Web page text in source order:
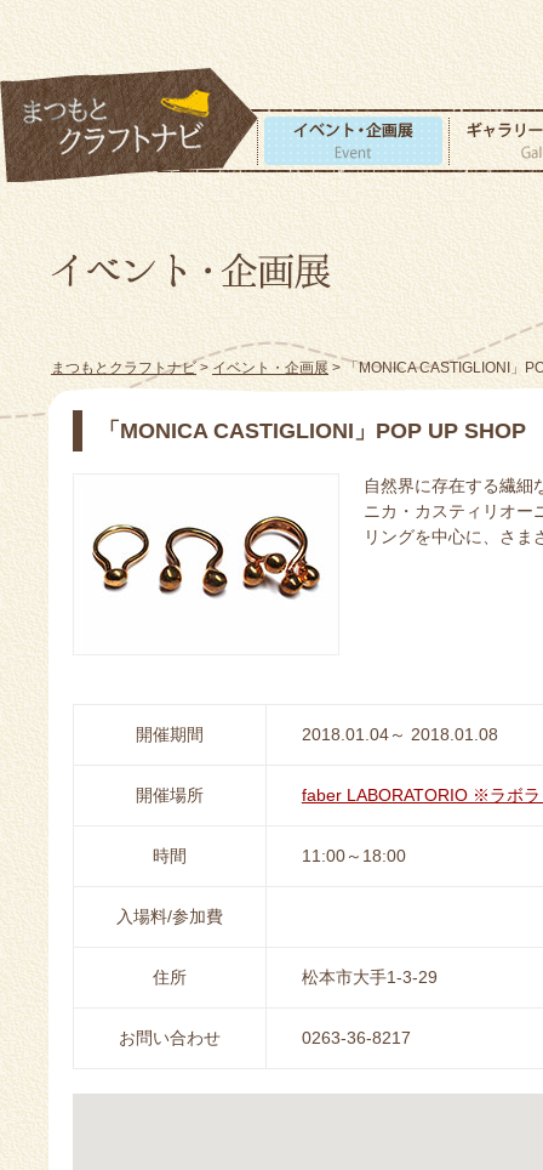
まつもとクラフトナビ>イベント・企画展> 「MONICA CASTIGLIONI」
「MONICA CASTIGLIONI」POP UP SHOP
自然界に存在する繊細
ニカ・カスティリオー
リングを中心に、さま
開催期間 2018.01.04～ 2018.01.08
開催場所 faber LABORATORIO ※ラボ
時間 11:00～18:00
入場料/参加費
住所 松本市大手1-3-29
お問い合わせ 0263-36-8217